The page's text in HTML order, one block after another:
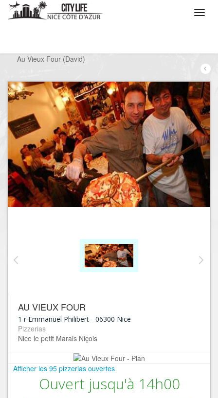
Au Vieux Four (David)
AU VIEUX FOUR
1 r Emmanuel Philibert - 06300 Nice
Pizzerias
Nice le petit Marais Niçois
Afficher les 95 pizzerias ouvertes
Ouvert jusqu'à 14h00